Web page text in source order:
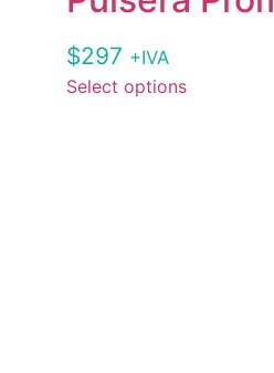
$297 +IVA
Select options